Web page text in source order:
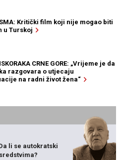
Kritički film koji nije mogao biti
u Turskoj
CRNE GORE: „Vrijeme je da
razgovara o utjecaju
na radni život žena“
Da li se autokratski